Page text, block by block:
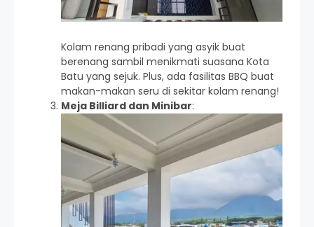
Kolam renang pribadi yang asyik buat
berenang sambil menikmati suasana Kota
Batu yang sejuk. Plus, ada fasilitas BBQ buat
makan-makan seru di sekitar kolam renang!
Meja Billiard dan Minibar: